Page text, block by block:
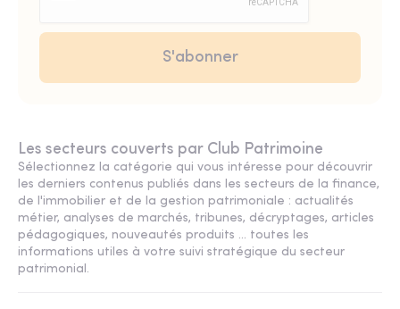
Les secteurs couverts par Club Patrimoine
Sélectionnez la catégorie qui vous intéresse pour découvrir
les derniers contenus publiés dans les secteurs de la finance,
de l'immobilier et de la gestion patrimoniale : actualités
métier, analyses de marchés, tribunes, décryptages, articles
pédagogiques, nouveautés produits ... toutes les
informations utiles à votre suivi stratégique du secteur
patrimonial.